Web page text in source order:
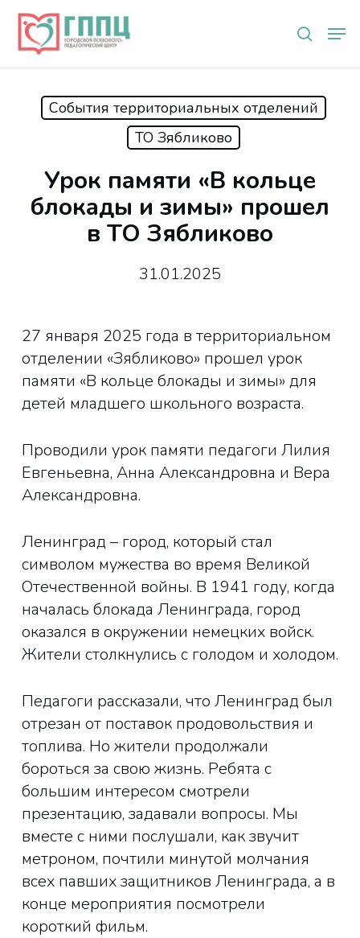
Skip
main
search
События территориальных отделений
ТО Зябликово
Урок памяти «В кольце
блокады и зимы» прошел
в ТО Зябликово
31.01.2025
27 января 2025 года в территориальном
отделении «Зябликово» прошел урок
памяти «В кольце блокады и зимы» для
детей младшего школьного возраста.
Проводили урок памяти педагоги Лилия
Евгеньевна, Анна Александровна и Вера
Александровна.
Ленинград – город, который стал
символом мужества во время Великой
Отечественной войны. В 1941 году, когда
началась блокада Ленинграда, город
оказался в окружении немецких войск.
Жители столкнулись с голодом и холодом.
Педагоги рассказали, что Ленинград был
отрезан от поставок продовольствия и
топлива. Но жители продолжали
бороться за свою жизнь. Ребята с
большим интересом смотрели
презентацию, задавали вопросы. Мы
вместе с ними послушали, как звучит
метроном, почтили минутой молчания
всех павших защитников Ленинграда, а в
конце мероприятия посмотрели
короткий фильм.